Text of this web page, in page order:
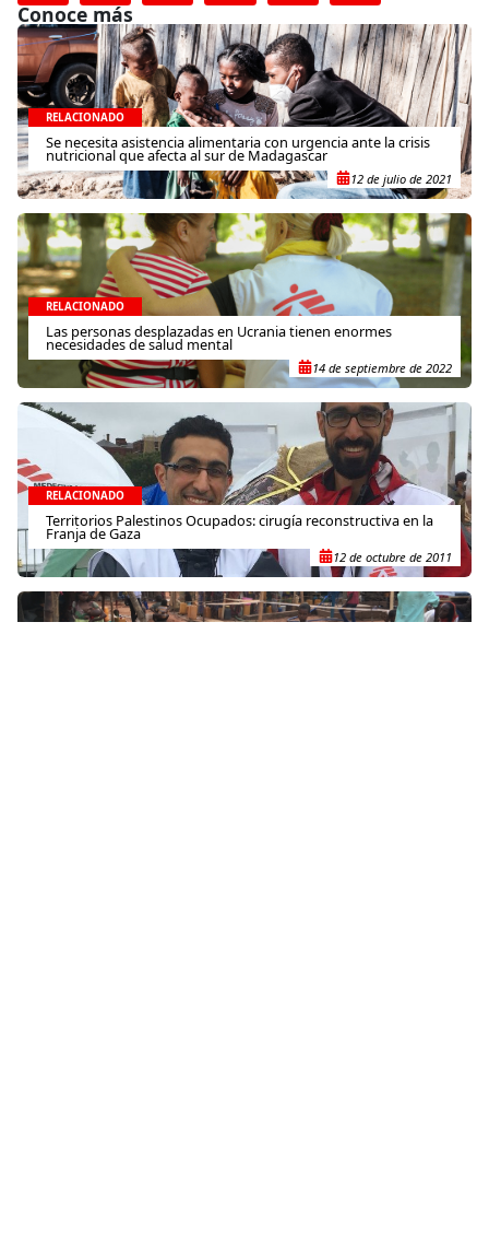
Conoce más
RELACIONADO
Se necesita asistencia alimentaria con urgencia ante la crisis
nutricional que afecta al sur de Madagascar
12 de julio de 2021
RELACIONADO
Las personas desplazadas en Ucrania tienen enormes
necesidades de salud mental
14 de septiembre de 2022
RELACIONADO
Territorios Palestinos Ocupados: cirugía reconstructiva en la
Franja de Gaza
12 de octubre de 2011